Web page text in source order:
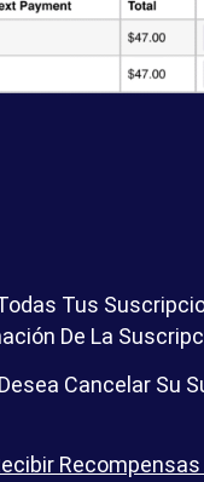
Tus
De La
Cancelar Su